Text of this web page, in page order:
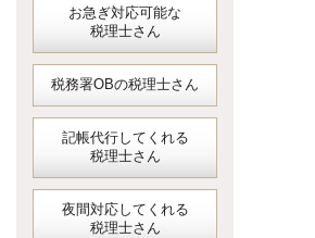
お急ぎ対応可能な
税理士さん
税務署OBの税理士さん
記帳代行してくれる
税理士さん
夜間対応してくれる
税理士さん